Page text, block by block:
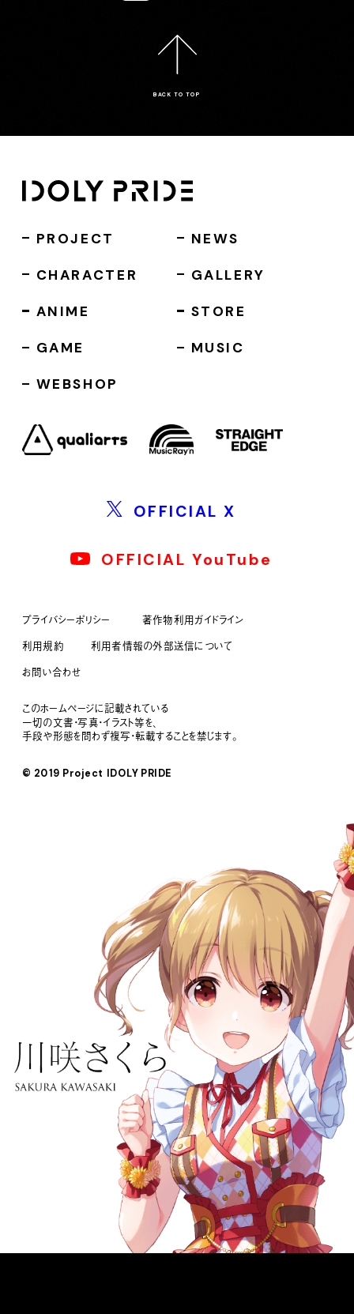
BACK TO TOP
PROJECT
CHARACTER
ANIME
GAME
WEBSHOP
NEWS
GALLERY
STORE
MUSIC
OFFICIAL X
OFFICIAL YouTube
プライバシーポリシー
著作物利用ガイドライン
利用規約
利用者情報の外部送信について
お問い合わせ
このホームページに記載されている
一切の文書・写真・イラスト等を、
手段や形態を問わず複写・転載することを禁じます。
© 2019 Project IDOLY PRIDE